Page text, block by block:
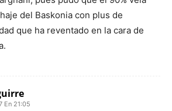
del Baskonia con plus de
que ha reventado en la cara de
En 21:05